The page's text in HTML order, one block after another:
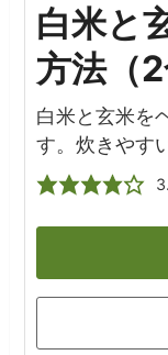
白米と
方法（2
白米と玄米を
す。炊きやす